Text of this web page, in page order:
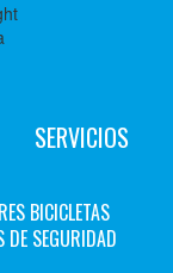
SERVICIOS
BICICLETAS
DE SEGURIDAD